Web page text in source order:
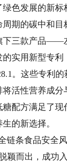
色发展的新
期的碳中和
三款产品——左
实用新型专利
。这些专利
活性营养成
配方满足了
的新选择。
条食品安全风
颖而出，成功